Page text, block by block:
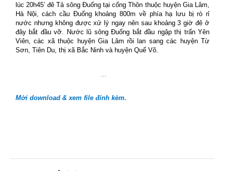
lúc 20h45’ đê Tả sông Đuống tại cống Thôn thuộc huyện Gia Lâm,
Hà Nội, cách cầu Đuống khoảng 800m về phía hạ lưu bị rò rỉ
nước nhưng không được xử lý ngay nên sau khoảng 3 giờ đê ở
đây bắt đầu vỡ. Nước lũ sông Đuống bắt đầu ngập thị trấn Yên
Viên, các xã thuộc huyện Gia Lâm rồi lan sang các huyện Từ
Sơn, Tiên Du, thị xã Bắc Ninh và huyện Quế Võ.
Mời download & xem file đính kèm.